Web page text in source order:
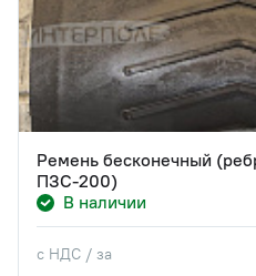
Ремень бесконечный
ПЗС-200)
В наличии
с НДС / за